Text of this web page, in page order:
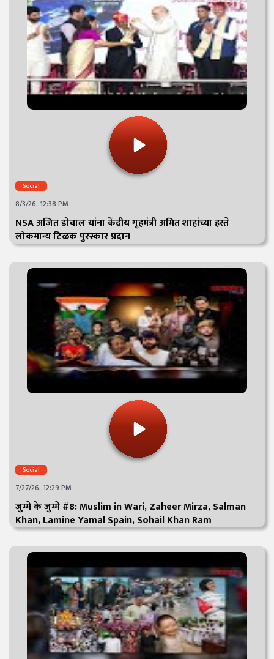
Social
8/3/26, 12:38 PM
NSA अजित डोवाल यांना केंद्रीय गृहमंत्री अमित शाहांच्या हस्ते
लोकमान्य टिळक पुरस्कार प्रदान
Social
7/27/26, 12:29 PM
जुम्मे के जुम्मे #8: Muslim in Wari, Zaheer Mirza, Salman
Khan, Lamine Yamal Spain, Sohail Khan Ram